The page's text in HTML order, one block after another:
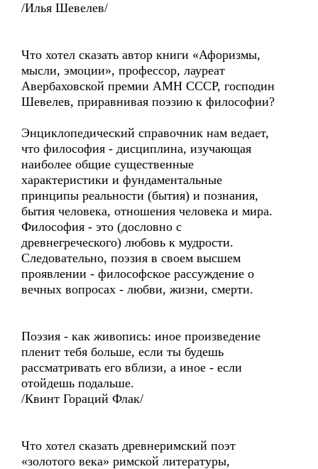
/Илья Шевелев/
Что хотел сказать автор книги «Афоризмы,
мысли, эмоции», профессор, лауреат
Авербаховской премии АМН СССР, господин
Шевелев, приравнивая поэзию к философии?
Энциклопедический справочник нам ведает,
что философия - дисциплина, изучающая
наиболее общие существенные
характеристики и фундаментальные
принципы реальности (бытия) и познания,
бытия человека, отношения человека и мира.
Философия - это (дословно с
древнегреческого) любовь к мудрости.
Следовательно, поэзия в своем высшем
проявлении - философское рассуждение о
вечных вопросах - любви, жизни, смерти.
Поэзия - как живопись: иное произведение
пленит тебя больше, если ты будешь
рассматривать его вблизи, а иное - если
отойдешь подальше.
/Квинт Гораций Флак/
Что хотел сказать древнеримский поэт
«золотого века» римской литературы,